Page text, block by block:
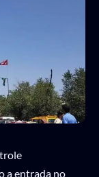
a entrada no